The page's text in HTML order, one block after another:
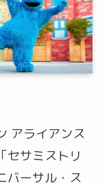
アライアンス
セサミストリ
バーサル・ス